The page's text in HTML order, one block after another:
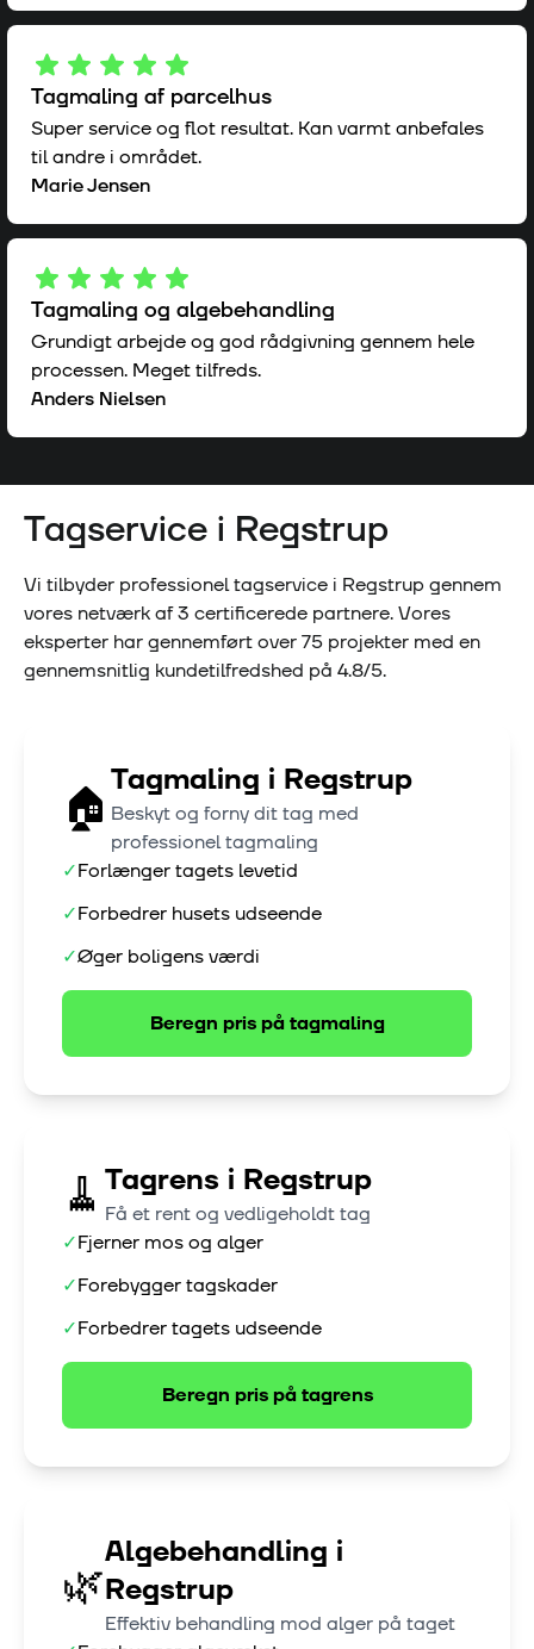
Tagmaling af parcelhus
Super service og flot resultat. Kan varmt anbefales
til andre i området.
Marie Jensen
Tagmaling og algebehandling
Grundigt arbejde og god rådgivning gennem hele
processen. Meget tilfreds.
Anders Nielsen
Tagservice i Regstrup
Vi tilbyder professionel tagservice i Regstrup gennem
vores netværk af3 certificerede partnere. Vores
eksperter har gennemført over75 projekter med en
gennemsnitlig kundetilfredshed på 4.8/5.
🏠 Tagmaling i Regstrup
Beskyt og forny dit tag med
professionel tagmaling
✓Forlænger tagets levetid
✓Forbedrer husets udseende
✓Øger boligens værdi
Beregn pris påtagmaling
🧹 Tagrens i Regstrup
Få et rent og vedligeholdt tag
✓Fjerner mos og alger
✓Forebygger tagskader
✓Forbedrer tagets udseende
Beregn pris påtagrens
🌿
Algebehandling i
Regstrup
Effektiv behandling mod alger på taget